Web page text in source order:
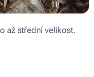
až střední velikost.